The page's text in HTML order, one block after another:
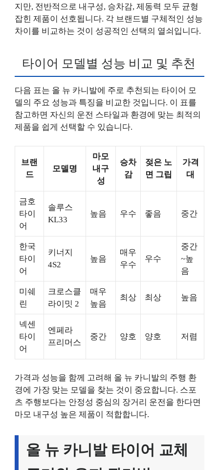
지만, 전반적으로 내구성, 승차감, 제동력 모두 균형
잡힌 제품이 선호됩니다. 각 브랜드별 구체적인 성능
차이를 비교하는 것이 성공적인 선택의 열쇠입니다.
타이어 모델별 성능 비교 및 추천
다음 표는 올 뉴 카니발에 주로 추천되는 타이어 모
델의 주요 성능과 특징을 비교한 것입니다. 이 표를
참고하면 자신의 운전 스타일과 환경에 맞는 최적의
제품을 쉽게 선택할 수 있습니다.
브랜
드
모델명
마모
내구
성
승차
감
젖은 노
면 그립
가격
대
금호
타이
어
솔루스
KL33
높음 우수 좋음 중간
한국
타이
어
키너지
4S2
높음
매우
우수
우수
중간
~높
음
미쉐
린
크로스클
라이밋 2
매우
높음
최상 최상 높음
넥센
타이
어
엔페라
프리머스
중간 양호 양호 저렴
가격과 성능을 함께 고려해 올 뉴 카니발의 주행 환
경에 가장 맞는 모델을 찾는 것이 중요합니다. 스포
츠 주행보다는 안정성 중심의 장거리 운전을 한다면
마모 내구성 높은 제품이 적합합니다.
올 뉴 카니발 타이어 교체